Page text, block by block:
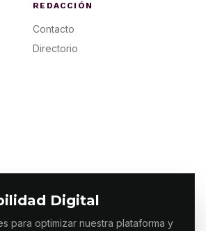
Digital
para optimizar nuestra plataforma y
REDACCIÓN
Contacto
Directorio